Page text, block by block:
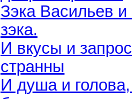
Зэка Васильев
зэка.
И вкусы и
странны
И душа и